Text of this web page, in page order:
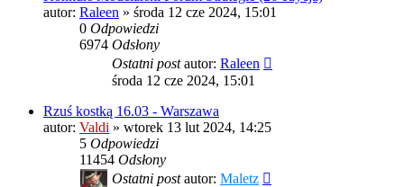
autor: Raleen » środa 12 cze 2024, 15:01
0 Odpowiedzi
6974 Odsłony
Ostatni postautor: Raleen
środa 12 cze 2024, 15:01
Rzuś kostką 16.03 - Warszawa
autor: Valdi » wtorek 13 lut 2024, 14:25
5 Odpowiedzi
11454 Odsłony
Ostatni postautor: Maletz